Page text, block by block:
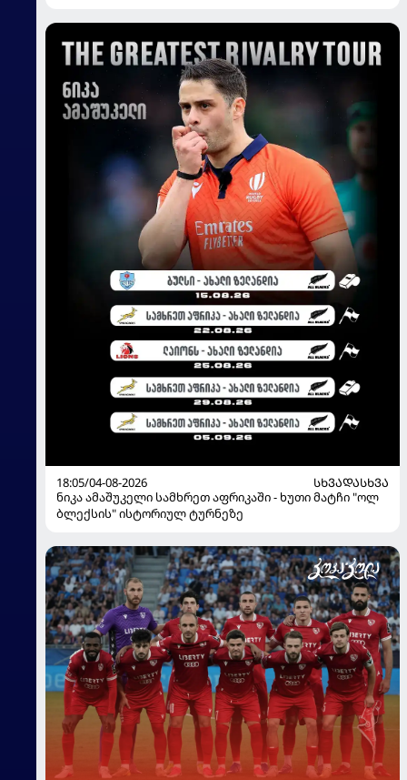
18:05/04-08-2026
ᲡᲮᲕᲐᲓᲐᲡᲮᲕᲐ
ნიკა ამაშუკელი სამხრეთ აფრიკაში - ხუთი მატჩი "ოლ
ბლექსის" ისტორიულ ტურნეზე